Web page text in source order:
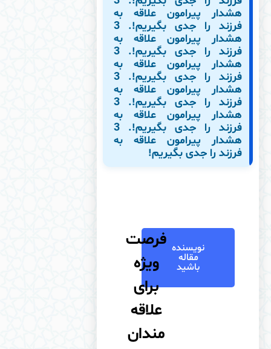
هشدار پیرامون علاقه به
فرزند را جدی بگیریم!. 3
هشدار پیرامون علاقه به
فرزند را جدی بگیریم!. 3
هشدار پیرامون علاقه به
فرزند را جدی بگیریم!. 3
هشدار پیرامون علاقه به
فرزند را جدی بگیریم!. 3
هشدار پیرامون علاقه به
فرزند را جدی بگیریم!. 3
هشدار پیرامون علاقه به
فرزند را جدی بگیریم!
نویسنده
فرصت
ویژه
برای
علاقه
مندان